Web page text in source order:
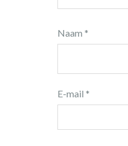
Naam *
E-mail *